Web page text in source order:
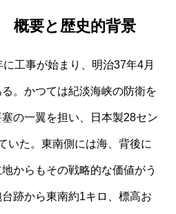
概要と歴史的背景
工事が始まり、明治37年4月
。かつては紀淡海峡の防衛を
の一翼を担い、日本製28セン
いた。東南側には海、背後に
からもその戦略的な価値がう
跡から東南約1キロ、標高お